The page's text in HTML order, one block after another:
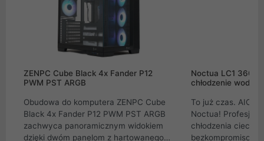
ZENPC Cube Black 4x Fander P12
PWM PST ARGB
Obudowa do komputera ZENPC Cube
Black 4x Fander P12 PWM PST ARGB
zachwyca panoramicznym widokiem
dzięki dwóm panelom z hartowanego
Noctua LC1
chłodzenie wodne
To już czas. AIO
Noctua!
chłodzenia cieczą